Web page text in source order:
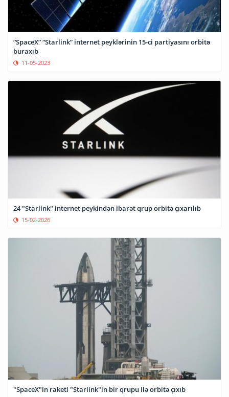
“SpaceX” “Starlink” internet peyklərinin 15-ci partiyasını orbitə
buraxıb
11-05-2023
24 "Starlink" internet peykindən ibarət qrup orbitə çıxarılıb
15-02-2026
"SpaceX"in raketi "Starlink"in bir qrupu ilə orbitə çıxıb